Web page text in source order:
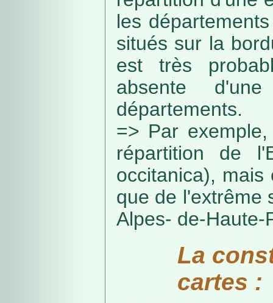
les
situés sur la
est très
absente
départements.
=> Par
répartition de
occitanica),
que de l'extrême
Alpes- de-Haute-
La
cartes :